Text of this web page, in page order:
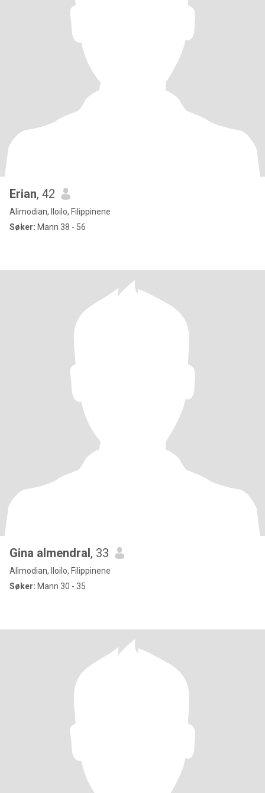
Erian, 42
Alimodian, Iloilo, Filippinene
Søker: Mann 38 - 56
Gina almendral, 33
Alimodian, Iloilo, Filippinene
Søker: Mann 30 - 35